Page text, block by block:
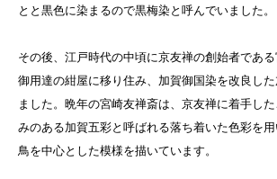
とと黒色に染まるので黒梅染と呼んでいました。
その後、江戸時代の中頃に京友禅の創始者であ
御用達の紺屋に移り住み、加賀御国染を改良し
ました。晩年の宮崎友禅斎は、京友禅に着手し
みのある加賀五彩と呼ばれる落ち着いた色彩を
鳥を中心とした模様を描いています。